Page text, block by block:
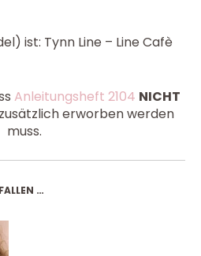
ist: Tynn Line – Line Cafè
Anleitungsheft 2104 NICHT
erworben werden
muss.
…